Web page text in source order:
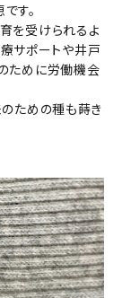
す。
を受けられるよ
サポートや井戸
ために労働機会
ための種も蒔き